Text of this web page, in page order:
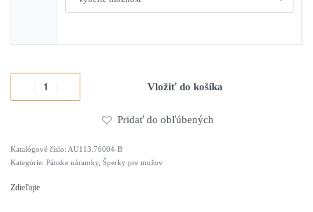
Vložiť do košíka
Pridať do obľúbených
Alternative:
AU113.76004-B
Kategórie: Pánske náramky, Šperky pre mužov
Zdieľajte